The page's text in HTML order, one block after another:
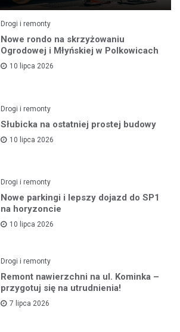
Drogi i remonty
Nowe rondo na skrzyżowaniu
Ogrodowej i Młyńskiej w Polkowicach
10 lipca 2026
Drogi i remonty
Słubicka na ostatniej prostej budowy
10 lipca 2026
Drogi i remonty
Nowe parkingi i lepszy dojazd do SP1
na horyzoncie
10 lipca 2026
Drogi i remonty
Remont nawierzchni na ul. Kominka –
przygotuj się na utrudnienia!
7 lipca 2026